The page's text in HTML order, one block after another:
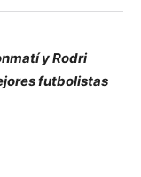
y Rodri
futbolistas